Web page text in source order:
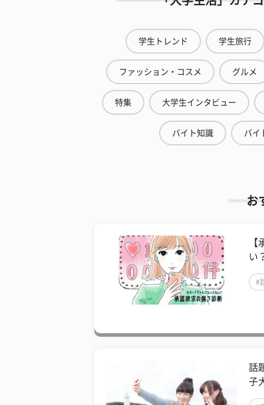
学生トレンド 学生旅行
ファッション・コスメ グルメ
特集 大学生インタビュー
バイト知識 バイ
お
【
い
#
話
子